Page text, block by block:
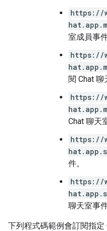
https://
室成員事件
https://
閱 Chat 聊
https://
Chat 聊天
https://
件。
https://
聊天室事件
下列程式碼範例會訂閱指定